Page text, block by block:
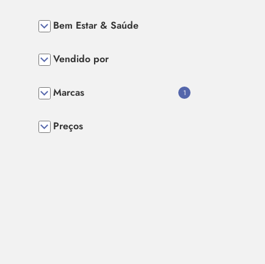
Bem Estar & Saúde
Vendido por
Marcas 1
Preços